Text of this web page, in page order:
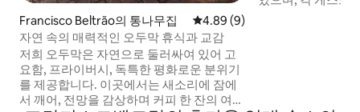
Francisco Beltrão의 통나무집 평점 4.89점(5점 만점), 후기 9
4.89 (9)
자연 속의 매력적인 오두막 휴식과 교감
저희 오두막은 자연으로 둘러싸여 있어 고
요함, 프라이버시, 독특한 평화로운 분위기
를 제공합니다. 이곳에서는 새소리에 잠에
서 깨어, 전망을 감상하며 커피 한 잔의 여유
차고